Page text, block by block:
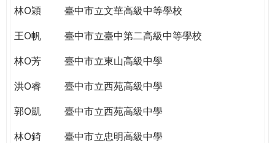
TOMORROW
YOU
ON
PATH
GLOBAL
CITIZENSHIP
林O穎 臺中市立文華高級中等學校
王O帆 臺中市立臺中第二高級中等學校
林O芳 臺中市立東山高級中學
洪O睿 臺中市立西苑高級中學
郭O凱 臺中市立西苑高級中學
林O錡 臺中市立忠明高級中學